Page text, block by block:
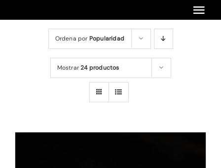
al
Encuentros Anteriores
Ordena por Popularidad
Mostrar24 productos